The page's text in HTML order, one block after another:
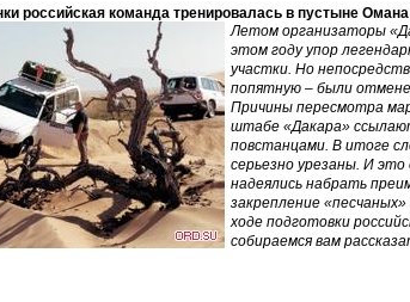
российская команда тренировалась в пустыне Омана
Летом организаторы
этом году упор
участки. Но
попятную – были
Причины пересмотра
штабе «Дакара»
повстанцами. В итоге
серьезно урезаны. И это
надеялись набрать
закрепление
ходе подготовки
собираемся вам